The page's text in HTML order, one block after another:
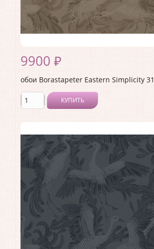
9900 ₽
обои Borastapeter Eastern Simplicity
КУПИТЬ
Производитель:Borastapeter
Коллекция:
Eastern Simplicity
Длина рулона:10.05
Ширина рулона: 0.53
Материал покрытия:
Без покрытия
Страна:Швеция
Материал основы:Флизелин
Раппорт: